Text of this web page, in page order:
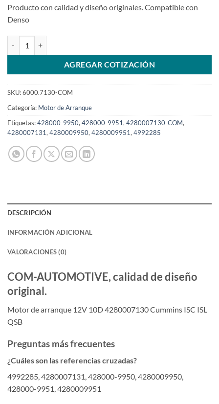
Producto con calidad y diseño originales. Compatible con
Denso
AGREGAR COTIZACIÓN
SKU:6000.7130-COM
Categoría: Motor de Arranque
Etiquetas:428000-9950, 428000-9951, 4280007130-COM,
4280007131, 4280009950, 4280009951, 4992285
DESCRIPCIÓN
INFORMACIÓN ADICIONAL
VALORACIONES (0)
COM-AUTOMOTIVE, calidad de diseño
original.
Motor de arranque 12V 10D 4280007130 Cummins ISC ISL
QSB
Preguntas más frecuentes
¿Cuáles son las referencias cruzadas?
4992285, 4280007131, 428000-9950, 4280009950,
428000-9951, 4280009951